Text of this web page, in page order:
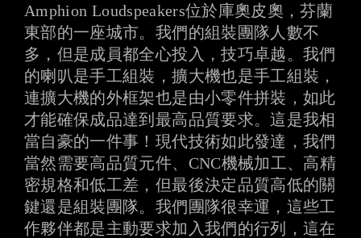
Amphion Loudspeakers位於庫奧皮奧，芬蘭
東部的一座城市。我們的組裝團隊人數不
多，但是成員都全心投入，技巧卓越。我們
的喇叭是手工組裝，擴大機也是手工組裝，
連擴大機的外框架也是由小零件拼裝，如此
才能確保成品達到最高品質要求。這是我相
當自豪的一件事！現代技術如此發達，我們
當然需要高品質元件、CNC機械加工、高精
密規格和低工差，但最後決定品質高低的關
鍵還是組裝團隊。我們團隊很幸運，這些工
作夥伴都是主動要求加入我們的行列，這在